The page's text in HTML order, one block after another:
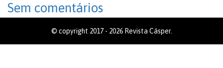
Sem comentários
© copyright 2017 - 2026 Revista Cásper.